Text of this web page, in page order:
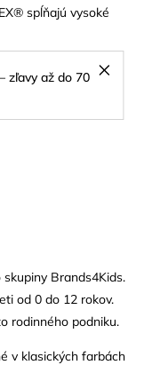
zľavy až do 70
spĺňajú vysoké
Brands4Kids.
od 0 do 12 rokov.
rodinného podniku.
v klasických farbách